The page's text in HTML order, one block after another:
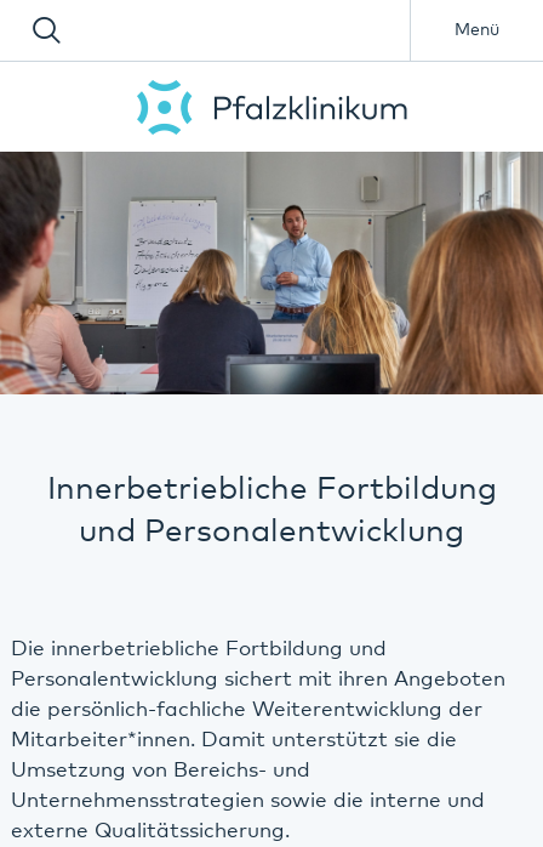
Menü
Innerbetriebliche Fortbildung
und Personalentwicklung
Die innerbetriebliche Fortbildung und
Personalentwicklung sichert mit ihren Angeboten
die persönlich-fachliche Weiterentwicklung der
Mitarbeiter*innen. Damit unterstützt sie die
Umsetzung von Bereichs- und
Unternehmensstrategien sowie die interne und
externe Qualitätssicherung.